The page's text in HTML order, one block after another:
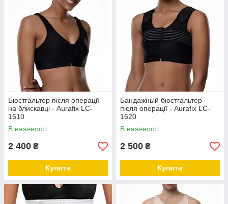
Бюстгальтер після операції
на блискавці - Aurafix LC-
1610
В наявності
2 400 ₴
Купити
Бандажный бюстгальтер
після операції - Aurafix LC-
1620
В наявності
2 500 ₴
Купити